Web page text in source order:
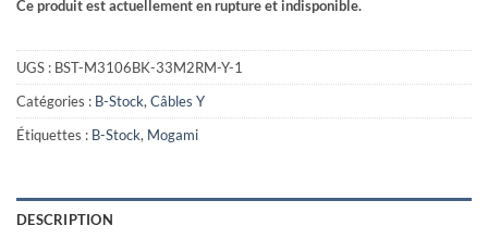
Ce produit est actuellement en rupture et indisponible.
Alternative:
UGS : BST-M3106BK-33M2RM-Y-1
Catégories : B-Stock, Câbles Y
Étiquettes : B-Stock, Mogami
DESCRIPTION